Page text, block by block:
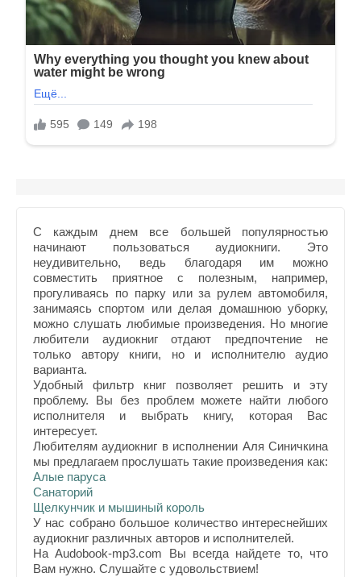
С каждым днем все большей популярностью
начинают пользоваться аудиокниги. Это
неудивительно, ведь благодаря им можно
совместить приятное с полезным, например,
прогуливаясь по парку или за рулем автомобиля,
занимаясь спортом или делая домашнюю уборку,
можно слушать любимые произведения. Но многие
любители аудиокниг отдают предпочтение не
только автору книги, но и исполнителю аудио
варианта.
Удобный фильтр книг позволяет решить и эту
проблему. Вы без проблем можете найти любого
исполнителя и выбрать книгу, которая Вас
интересует.
Любителям аудиокниг в исполнении Аля Синичкина
мы предлагаем прослушать такие произведения как:
Алые паруса
Санаторий
Щелкунчик и мышиный король
У нас собрано большое количество интереснейших
аудиокниг различных авторов и исполнителей.
На Audobook-mp3.com Вы всегда найдете то, что
Вам нужно. Слушайте с удовольствием!